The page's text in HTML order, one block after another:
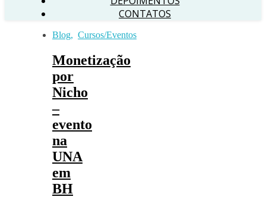
CONTATOS
Blog, Cursos/Eventos
Monetização
por
Nicho
–
evento
na
UNA
em
BH